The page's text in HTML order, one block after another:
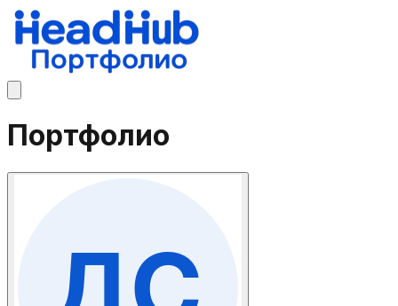
Портфолио